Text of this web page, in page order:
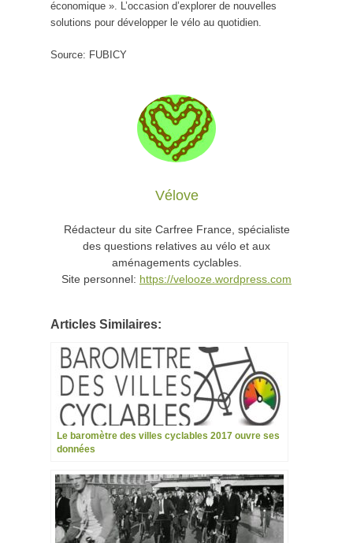
économique ». L’occasion d’explorer de nouvelles
solutions pour développer le vélo au quotidien.
Source: FUBICY
Vélove
Rédacteur du site Carfree France, spécialiste
des questions relatives au vélo et aux
aménagements cyclables.
Site personnel: https://velooze.wordpress.com
Articles Similaires:
Le baromètre des villes cyclables 2017 ouvre ses
données